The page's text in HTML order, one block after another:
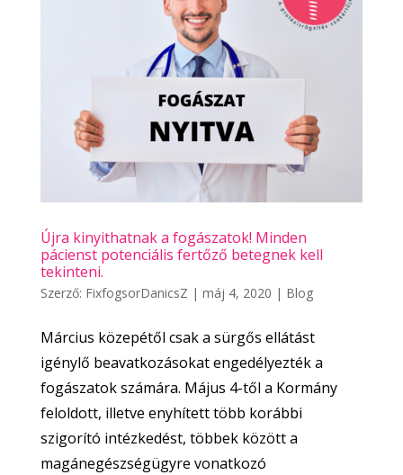
Újra kinyithatnak a fogászatok! Minden
pácienst potenciális fertőző betegnek kell
tekinteni.
Szerző: FixfogsorDanicsZ | máj 4, 2020 | Blog
Március közepétől csak a sürgős ellátást
igénylő beavatkozásokat engedélyezték a
fogászatok számára. Május 4-től a Kormány
feloldott, illetve enyhített több korábbi
szigorító intézkedést, többek között a
magánegészségügyre vonatkozó